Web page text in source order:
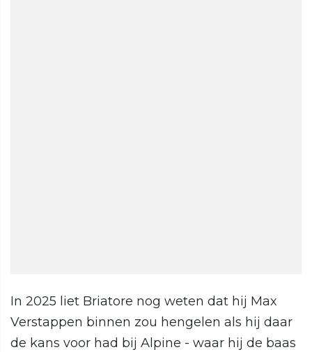
In 2025 liet Briatore nog weten dat hij Max
Verstappen binnen zou hengelen als hij daar
de kans voor had bij Alpine - waar hij de baas